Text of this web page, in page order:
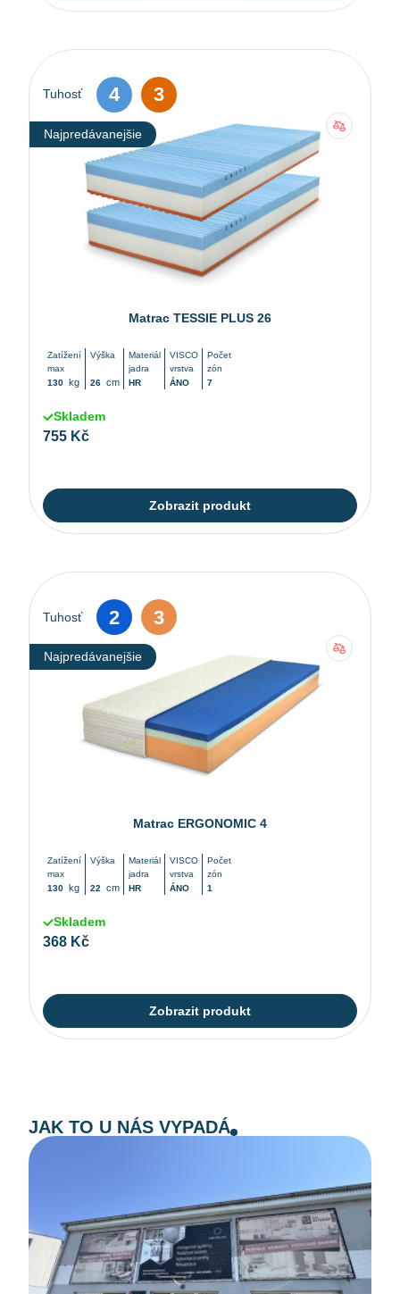
Tuhosť 4 3
Najpredávanejšie
Matrac TESSIE PLUS 26
Zatížení
max
130 kg
Výška
26 cm
Materiál
jadra
HR
VISCO
vrstva
ÁNO
Počet
zón
7
Skladem
755 Kč
Zobrazit produkt
Tuhosť 2 3
Najpredávanejšie
Matrac ERGONOMIC 4
Zatížení
max
130 kg
Výška
22 cm
Materiál
jadra
HR
VISCO
vrstva
ÁNO
Počet
zón
1
Skladem
368 Kč
Zobrazit produkt
JAK TO U NÁS VYPADÁ